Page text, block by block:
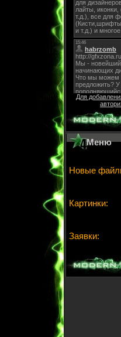
Для
Меню
Новые
Картинки:
Заявки: